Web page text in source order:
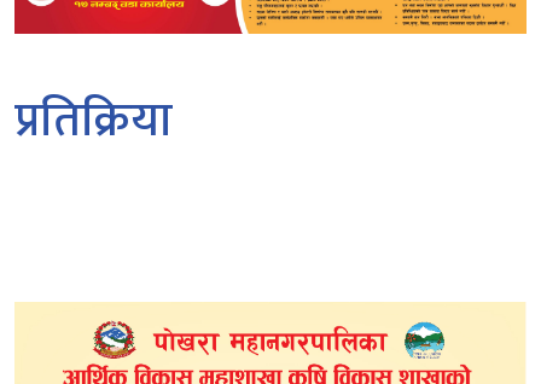
प्रतिक्रिया